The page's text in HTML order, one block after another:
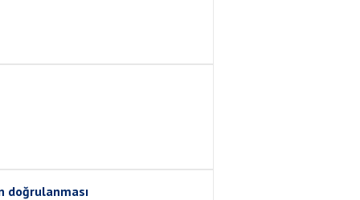
doğrulanması